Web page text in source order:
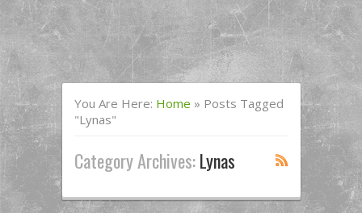
You Are Here: Home » Posts Tagged
"lynas"
Category Archives:Lynas